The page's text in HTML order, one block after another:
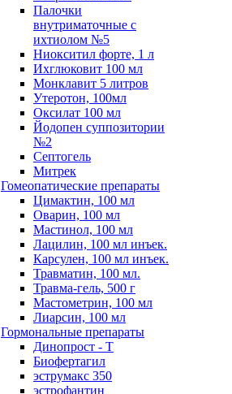
Палочки
внутриматочные с
ихтиолом №5
Ниокситил форте, 1 л
Ихглюковит 100 мл
Монклавит 5 литров
Утеротон, 100мл
Оксилат 100 мл
Йодопен суппозитории
№2
Септогель
Митрек
Гомеопатические препараты
Цимактин, 100 мл
Оварин, 100 мл
Мастинол, 100 мл
Лацилин, 100 мл инъек.
Карсулен, 100 мл инъек.
Травматин, 100 мл.
Травма-гель, 500 г
Мастометрин, 100 мл
Лиарсин, 100 мл
Гормональные препараты
Динопрост - Т
Биофертагил
эструмакс 350
эстрофантин